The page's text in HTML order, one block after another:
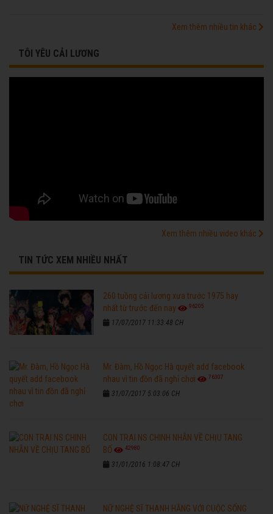
Xem thêm nhiều tin khác
TÔI YÊU CẢI LƯƠNG
Xem thêm nhiều video khác
TIN TỨC XEM NHIỀU NHẤT
260 tuồng cải lương xưa trước 1975 hay
nhất từ trước đến nay
96205
17/07/2017 11:33:48 CH
Mr. Đàm, Hồ Ngọc Hà quyết add facebook
nhau vì tin đồn đã nghỉ chơi
76307
31/07/2017 5:03:06 CH
CON TRAI NS CHINH NHẪN VỀ CHỊU TANG
BỐ
42980
31/01/2016 1:08:47 CH
NỮ NGHỆ SĨ THANH HẰNG VỚI CUỘC SỐNG